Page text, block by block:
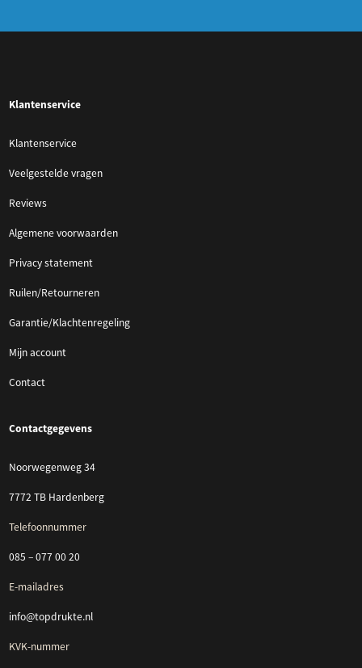
Klantenservice
Klantenservice
Veelgestelde vragen
Reviews
Algemene voorwaarden
Privacy statement
Ruilen/Retourneren
Garantie/Klachtenregeling
Mijn account
Contact
Contactgegevens
Noorwegenweg 34
7772 TB Hardenberg
Telefoonnummer
085 – 077 00 20
E-mailadres
info@topdrukte.nl
KVK-nummer